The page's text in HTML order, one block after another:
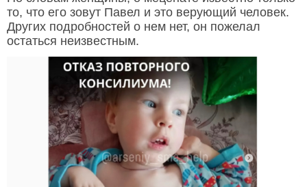
то, что его зовут Павел и это верующий человек.
Других подробностей о нем нет, он пожелал
остаться неизвестным.